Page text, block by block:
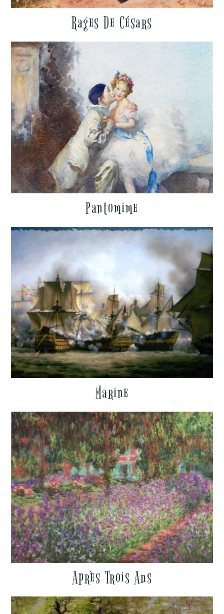
Rages De Césars
Pantomime
Marine
Après Trois Ans